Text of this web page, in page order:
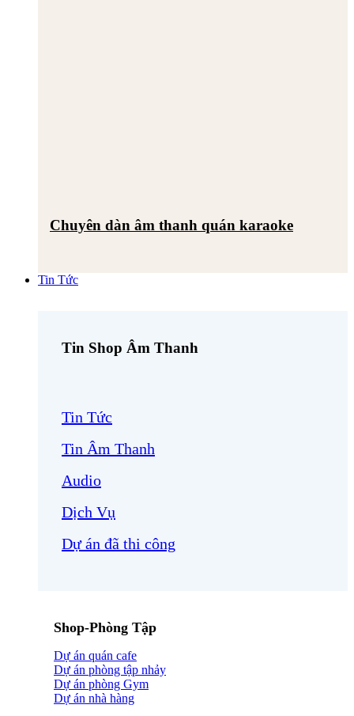
Chuyên dàn âm thanh quán karaoke
Tin Tức
Tin Shop Âm Thanh
Tin Tức
Tin Âm Thanh
Audio
Dịch Vụ
Dự án đã thi công
Shop-Phòng Tập
Dự án quán cafe
Dự án phòng tập nhảy
Dự án phòng Gym
Dự án nhà hàng